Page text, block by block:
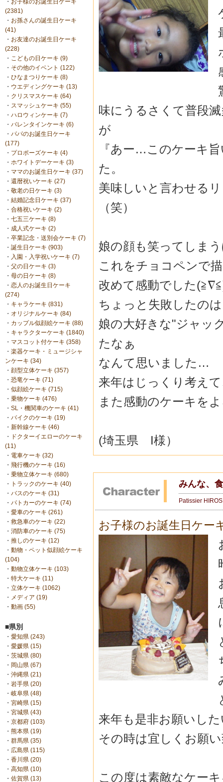
・ お子様のお誕生日ケーキ
(2381)
・ お孫さんの誕生日ケーキ
(41)
・ お友達のお誕生日ケーキ
(228)
・ こどもの日ケーキ (9)
・ その他のイベント (122)
・ ひなまつりケーキ (8)
・ ウエディングケーキ (13)
・ クリスマスケーキ (64)
・ スマッシュケーキ (55)
・ ハロウィンケーキ (7)
・ バレンタインケーキ (6)
・ パパのお誕生日ケーキ
(177)
・ プロポーズケーキ (4)
・ ホワイトデーケーキ (3)
・ ママのお誕生日ケーキ (37)
・ 還暦祝いケーキ (27)
・ 敬老の日ケーキ (3)
・ 結婚記念日ケーキ (37)
・ 合格祝いケーキ (2)
・ 七五三ケーキ (8)
・ 成人式ケーキ (2)
・ 卒業記念・送別会ケーキ (7)
・ 誕生日ケーキ (903)
・ 入園・入学祝いケーキ (7)
・ 父の日ケーキ (3)
・ 母の日ケーキ (8)
・ 恋人のお誕生日ケーキ
(274)
・ キャラケーキ (831)
・ オリジナルケーキ (84)
・ カップル似顔絵ケーキ (88)
・ キャラクターケーキ (1840)
・ マスコット付ケーキ (358)
・ 楽器ケーキ・ミュージシャ
ンケーキ (34)
・ 顔型立体ケーキ (357)
・ 恐竜ケーキ (71)
・ 似顔絵ケーキ (715)
・ 乗物ケーキ (476)
・ SL・機関車のケーキ (41)
・ バイクのケーキ (19)
・ 新幹線ケーキ (46)
・
ドクターイエローのケーキ
(11)
・ 電車ケーキ (32)
・ 飛行機のケーキ (16)
・ 乗物立体ケーキ (680)
・
トラックのケーキ (40)
・ バスのケーキ (31)
・ パトカーのケーキ (74)
・ 愛車のケーキ (261)
・ 救急車のケーキ (22)
・ 消防車のケーキ (75)
・ 推しのケーキ (12)
・ 動物・ペット似顔絵ケーキ
(104)
・ 動物立体ケーキ (103)
・ 特大ケーキ (11)
・ 立体ケーキ (1062)
・ メディア (19)
・ 動画 (55)
■県別
・ 愛知県 (243)
・ 愛媛県 (15)
・ 茨城県 (80)
・ 岡山県 (67)
・ 沖縄県 (21)
・ 岩手県 (20)
・ 岐阜県 (48)
・ 宮崎県 (15)
・ 宮城県 (43)
・ 京都府 (103)
・ 熊本県 (19)
・ 群馬県 (35)
・ 広島県 (115)
・ 香川県 (20)
・ 高知県 (10)
・ 佐賀県 (13)
味にうるさくて普段
が
『あー…このケーキ
た。
美味しいと言わせる
（笑）
娘の顔も笑ってしま
これをチョコペンで
改めて感動でした
ちょっと失敗したの
娘の大好きな"ジャッ
たなぁ
なんて思いました…
来年はじっくり考え
また感動のケーキを
(埼玉県 I様）
みんな、
Patissier
お子様のお誕生日ケー
来年も是非お願いし
その時は宜しくお願
この度は素敵なケー